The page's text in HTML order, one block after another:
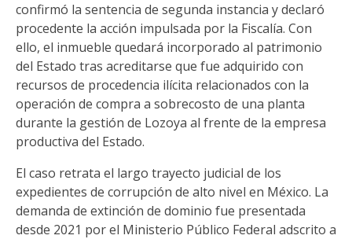
confirmó la sentencia de segunda instancia y declaró
procedente la acción impulsada por la Fiscalía. Con
ello, el inmueble quedará incorporado al patrimonio
del Estado tras acreditarse que fue adquirido con
recursos de procedencia ilícita relacionados con la
operación de compra a sobrecosto de una planta
durante la gestión de Lozoya al frente de la empresa
productiva del Estado.
El caso retrata el largo trayecto judicial de los
expedientes de corrupción de alto nivel en México. La
demanda de extinción de dominio fue presentada
desde 2021 por el Ministerio Público Federal adscrito a